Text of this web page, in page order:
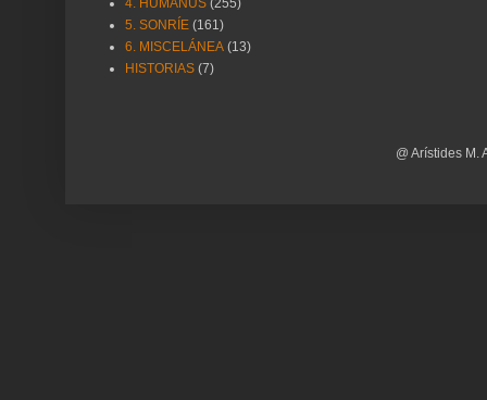
5. SONRÍE (161)
6. MISCELÁNEA (13)
HISTORIAS (7)
@ Arístides M.